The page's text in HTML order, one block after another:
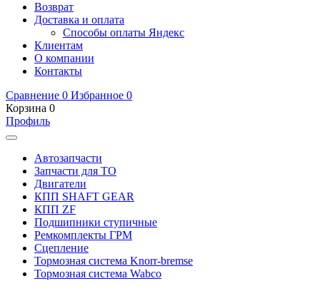
Возврат
Доставка и оплата
Способы оплаты Яндекс
Клиентам
О компании
Контакты
Сравнение 0 Избранное 0
Корзина 0
Профиль
Автозапчасти
Запчасти для ТО
Двигатели
КПП SHAFT GEAR
КПП ZF
Подшипники ступичные
Ремкомплекты ГРМ
Сцепление
Тормозная система Knorr-bremse
Тормозная система Wabco